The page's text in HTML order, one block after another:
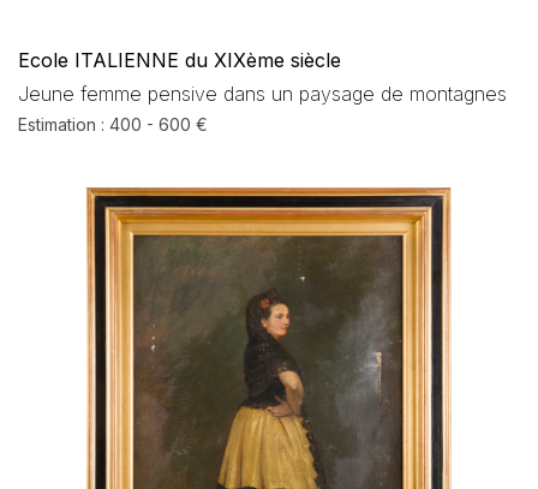
Ecole ITALIENNE du XIXème siècle
Jeune femme pensive dans un paysage de montagnes
Estimation : 400 - 600 €